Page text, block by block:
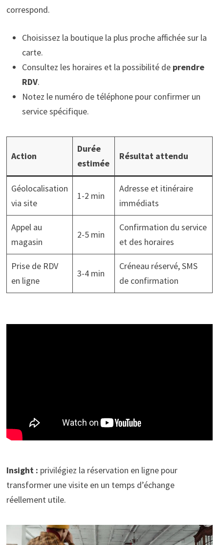
correspond.
Choisissez la boutique la plus proche affichée sur la
carte.
Consultez les horaires et la possibilité de prendre
RDV.
Notez le numéro de téléphone pour confirmer un
service spécifique.
Action
Durée
estimée
Résultat attendu
Géolocalisation
via site
1-2 min
Adresse et itinéraire
immédiats
Appel au
magasin
2-5 min
Confirmation du service
et des horaires
Prise de RDV
en ligne
3-4 min
Créneau réservé, SMS
de confirmation
Insight : privilégiez la réservation en ligne pour
transformer une visite en un temps d’échange
réellement utile.